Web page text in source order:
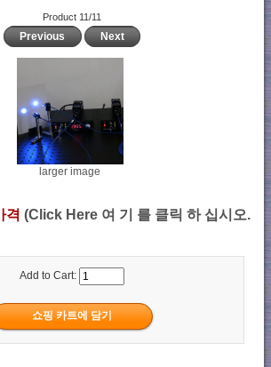
Product 11/11
Previous Next
larger image
격 (Click Here 여 기 를 클릭 하 십시오.
Add to Cart: